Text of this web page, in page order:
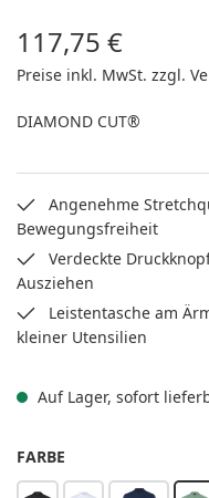
Regulärer Preis:
117,75 €
Preise inkl. MwSt. zzgl.
DIAMOND CUT®
Angenehme
Bewegungsfreiheit
Verdeckte
Ausziehen
Leistentasche am
kleiner Utensilien
Auf Lager, sofort
FARBE